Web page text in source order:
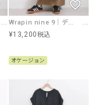
Wrapin nine 9｜デザインベルトOP [[IZK25095]][F]
¥13,200税込
オケージョン